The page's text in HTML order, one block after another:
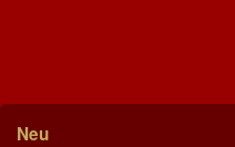
Neu